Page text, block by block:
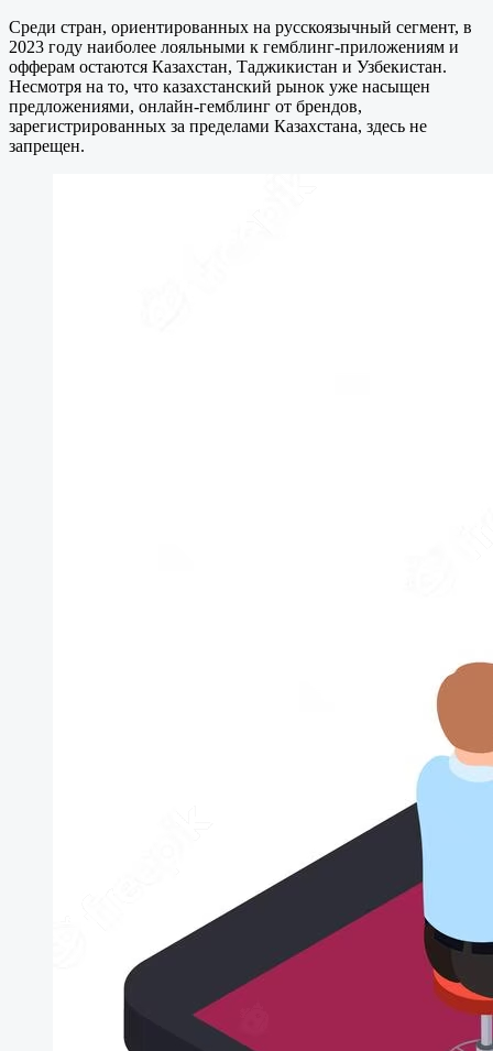
Среди стран, ориентированных на русскоязычный сегмент, в
2023 году наиболее лояльными к гемблинг-приложениям и
офферам остаются Казахстан, Таджикистан и Узбекистан.
Несмотря на то, что казахстанский рынок уже насыщен
предложениями, онлайн-гемблинг от брендов,
зарегистрированных за пределами Казахстана, здесь не
запрещен.